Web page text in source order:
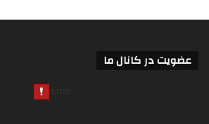
عضویت در کانال ما